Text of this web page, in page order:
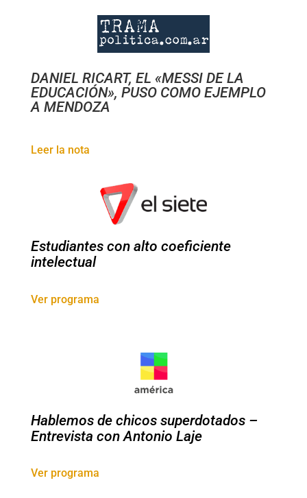
DANIEL RICART, EL «MESSI DE LA
EDUCACIÓN», PUSO COMO EJEMPLO
A MENDOZA
Leer la nota
Estudiantes con alto coeficiente
intelectual
Ver programa
Hablemos de chicos superdotados –
Entrevista con Antonio Laje
Ver programa